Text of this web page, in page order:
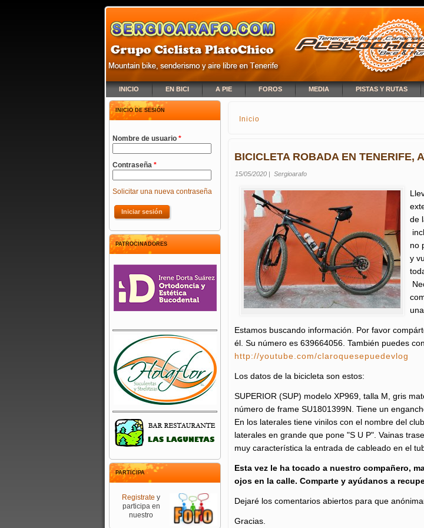
INICIO EN BICI A PIE FOROS MEDIA PISTAS Y RUTAS
INICIO DE SESIÓN
Nombre de usuario *
Contraseña *
Solicitar una nueva contraseña
PATROCINADORES
PARTICIPA
Registrate y
participa en
nuestro
SE ENCUENTRA USTED AQUÍ
Inicio
BICICLETA ROBADA EN TENERIFE,
15/05/2020 Sergioarafo
de
no
y
Estamos buscando información. Por favor
él. Su número es 639664056. También puedes
http://youtube.com/claroquesepuedevlog
Los datos de la bicicleta son estos:
SUPERIOR (SUP) modelo XP969, talla M, gris
número de frame SU1801399N. Tiene un
En los laterales tiene vinilos con el nombre del
laterales en grande que pone "S U P". Vainas
muy característica la entrada de cableado en el
Esta vez le ha tocado a nuestro compañero,
ojos en la calle. Comparte y ayúdanos a
Dejaré los comentarios abiertos para que
Gracias.